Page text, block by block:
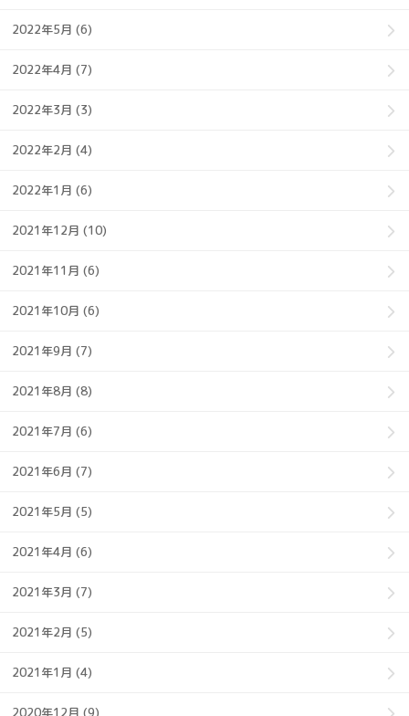
2022年5月 (6)
2022年4月 (7)
2022年3月 (3)
2022年2月 (4)
2022年1月 (6)
2021年12月 (10)
2021年11月 (6)
2021年10月 (6)
2021年9月 (7)
2021年8月 (8)
2021年7月 (6)
2021年6月 (7)
2021年5月 (5)
2021年4月 (6)
2021年3月 (7)
2021年2月 (5)
2021年1月 (4)
2020年12月 (9)